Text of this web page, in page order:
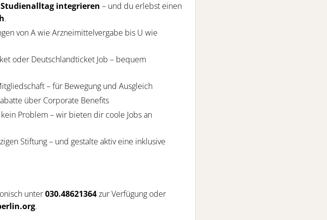
Studienalltag integrieren – und du erlebst einen
.
von A wie Arzneimittelvergabe bis U wie
oder Deutschlandticket Job – bequem
– für Bewegung und Ausgleich
über Corporate Benefits
Problem – wir bieten dir coole Jobs an
Stiftung – und gestalte aktiv eine inklusive
unter030.48621364zur Verfügung oder
.